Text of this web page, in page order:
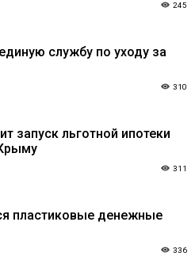
245
службу по уходу за
310
запуск льготной ипотеки
311
пластиковые денежные
336